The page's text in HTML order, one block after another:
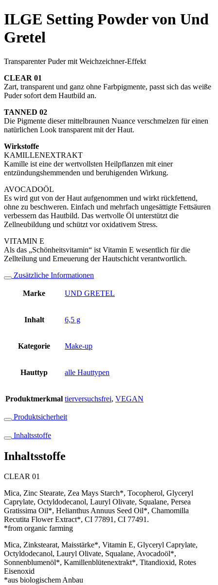
ILGE Setting Powder von Und
Gretel
Transparenter Puder mit Weichzeichner-Effekt
CLEAR 01
Zart, transparent und ganz ohne Farbpigmente, passt sich das weiße
Puder sofort dem Hautbild an.
TANNED 02
Die Pigmente dieser mittelbraunen Nuance verschmelzen für einen
natürlichen Look transparent mit der Haut.
Wirkstoffe
KAMILLENEXTRAKT
Kamille ist eine der wertvollsten Heilpflanzen mit einer
entzündungshemmenden und beruhigenden Wirkung.
AVOCADOÖL
Es wird gut von der Haut aufgenommen und wirkt rückfettend,
ohne zu beschweren. Einfach und mehrfach ungesättigte Fettsäuren
verbessern das Hautbild. Das wertvolle Öl unterstützt die
Zellneubildung und schützt vor oxidativem Stress.
VITAMIN E
Als das „Schönheitsvitamin“ ist Vitamin E wesentlich für die
Zellteilung und Erneuerung der Hautschicht verantwortlich.
Zusätzliche Informationen
Marke UND GRETEL
Inhalt 6,5 g
Kategorie Make-up
Hauttyp alle Hauttypen
Produktmerkmal tierversuchsfrei, VEGAN
Produktsicherheit
Inhaltsstoffe
Inhaltsstoffe
CLEAR 01
Mica, Zinc Stearate, Zea Mays Starch*, Tocopherol, Glyceryl
Caprylate, Octyldodecanol, Lauryl Olivate, Squalane, Persea
Gratissima Oil*, Helianthus Annuus Seed Oil*, Chamomilla
Recutita Flower Extract*, CI 77891, CI 77491.
*from organic farming
Mica, Zinkstearat, Maisstärke*, Vitamin E, Glyceryl Caprylate,
Octyldodecanol, Lauryl Olivate, Squalane, Avocadoöl*,
Sonnenblumenöl*, Kamillenblütenextrakt*, Titandioxid, Rotes
Eisenoxid
*aus biologischem Anbau